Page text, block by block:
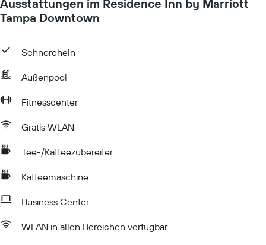
Ausstattungen im Residence Inn by Marriott
Tampa Downtown
Schnorcheln
Außenpool
Fitnesscenter
Gratis WLAN
Tee-/Kaffeezubereiter
Kaffeemaschine
Business Center
WLAN in allen Bereichen verfügbar